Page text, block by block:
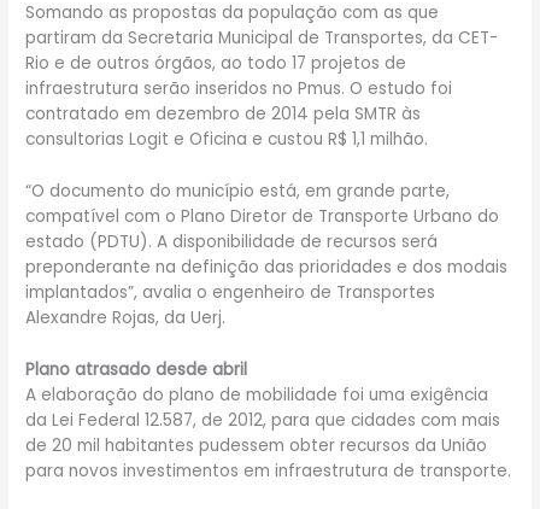
Somando as propostas da população com as que
partiram da Secretaria Municipal de Transportes, da CET-
Rio e de outros órgãos, ao todo 17 projetos de
infraestrutura serão inseridos no Pmus. O estudo foi
contratado em dezembro de 2014 pela SMTR às
consultorias Logit e Oficina e custou R$ 1,1 milhão.
“O documento do município está, em grande parte,
compatível com o Plano Diretor de Transporte Urbano do
estado (PDTU). A disponibilidade de recursos será
preponderante na definição das prioridades e dos modais
implantados”, avalia o engenheiro de Transportes
Alexandre Rojas, da Uerj.
Plano atrasado desde abril
A elaboração do plano de mobilidade foi uma exigência
da Lei Federal 12.587, de 2012, para que cidades com mais
de 20 mil habitantes pudessem obter recursos da União
para novos investimentos em infraestrutura de transporte.